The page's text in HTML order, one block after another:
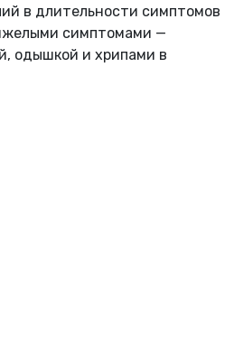
в длительности симптомов
симптомами —
одышкой и хрипами в